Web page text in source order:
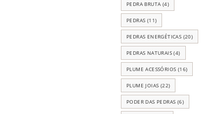
PEDRA BRUTA(4)
PEDRAS (11)
PEDRAS ENERGÉTICAS (20)
PEDRAS NATURAIS (4)
PLUME ACESSÓRIOS (16)
PLUME JOIAS (22)
PODER DAS PEDRAS (6)